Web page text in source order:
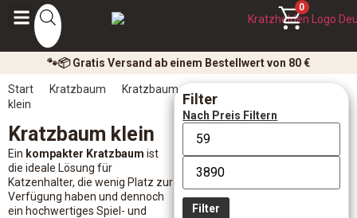
0
🐾📦 Gratis Versand ab einem Bestellwert von 80 €
Filter
Nach Preis Filtern
Filter
Start Kratzbaum
Kratzbaum
klein
Kratzbaum klein
Ein kompakter Kratzbaum ist
die ideale Lösung für
Katzenhalter, die wenig Platz zur
Verfügung haben und dennoch
ein hochwertiges Spiel- und